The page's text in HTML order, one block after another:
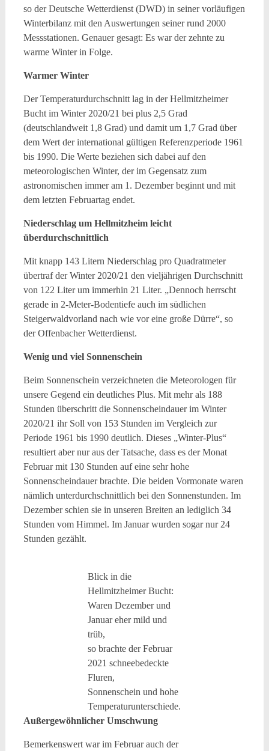
so der Deutsche Wetterdienst (DWD) in seiner vorläufigen
Winterbilanz mit den Auswertungen seiner rund 2000
Messstationen. Genauer gesagt: Es war der zehnte zu
warme Winter in Folge.
Warmer Winter
Der Temperaturdurchschnitt lag in der Hellmitzheimer
Bucht im Winter 2020/21 bei plus 2,5 Grad
(deutschlandweit 1,8 Grad) und damit um 1,7 Grad über
dem Wert der international gültigen Referenzperiode 1961
bis 1990. Die Werte beziehen sich dabei auf den
meteorologischen Winter, der im Gegensatz zum
astronomischen immer am 1. Dezember beginnt und mit
dem letzten Februartag endet.
Niederschlag um Hellmitzheim leicht
überdurchschnittlich
Mit knapp 143 Litern Niederschlag pro Quadratmeter
übertraf der Winter 2020/21 den vieljährigen Durchschnitt
von 122 Liter um immerhin 21 Liter. „Dennoch herrscht
gerade in 2-Meter-Bodentiefe auch im südlichen
Steigerwaldvorland nach wie vor eine große Dürre“, so
der Offenbacher Wetterdienst.
Wenig und viel Sonnenschein
Beim Sonnenschein verzeichneten die Meteorologen für
unsere Gegend ein deutliches Plus. Mit mehr als 188
Stunden überschritt die Sonnenscheindauer im Winter
2020/21 ihr Soll von 153 Stunden im Vergleich zur
Periode 1961 bis 1990 deutlich. Dieses „Winter-Plus“
resultiert aber nur aus der Tatsache, dass es der Monat
Februar mit 130 Stunden auf eine sehr hohe
Sonnenscheindauer brachte. Die beiden Vormonate waren
nämlich unterdurchschnittlich bei den Sonnenstunden. Im
Dezember schien sie in unseren Breiten an lediglich 34
Stunden vom Himmel. Im Januar wurden sogar nur 24
Stunden gezählt.
Blick in die
Hellmitzheimer Bucht:
Waren Dezember und
Januar eher mild und
trüb,
so brachte der Februar
2021 schneebedeckte
Fluren,
Sonnenschein und hohe
Temperaturunterschiede.
Außergewöhnlicher Umschwung
Bemerkenswert war im Februar auch der